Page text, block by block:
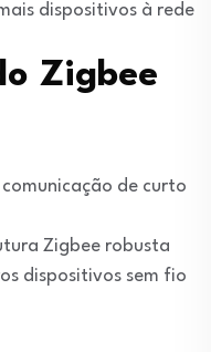
dispositivos à rede
Zigbee
de curto
Zigbee robusta
dispositivos sem fio